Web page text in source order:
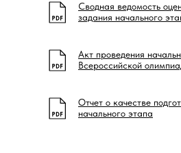
Сводная ведомость
задания начального
Акт проведения
Всероссийской
Отчет о качестве
начального этапа